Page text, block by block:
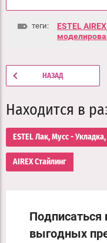
теги:
ESTEL
НАЗАД
Находится в
ESTEL Лак, Мусс -
AIREX Стайлинг
Подписаться
выгодных